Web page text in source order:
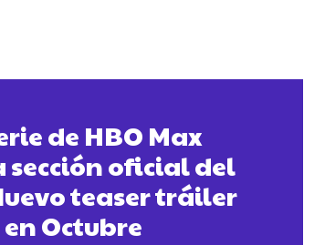
de HBO Max
oficial del
teaser tráiler
Octubre